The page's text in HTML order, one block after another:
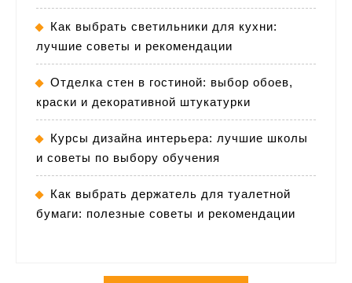
Как выбрать светильники для кухни:
лучшие советы и рекомендации
Отделка стен в гостиной: выбор обоев,
краски и декоративной штукатурки
Курсы дизайна интерьера: лучшие школы
и советы по выбору обучения
Как выбрать держатель для туалетной
бумаги: полезные советы и рекомендации